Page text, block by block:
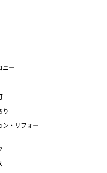
ニー
り
ン・リフォー